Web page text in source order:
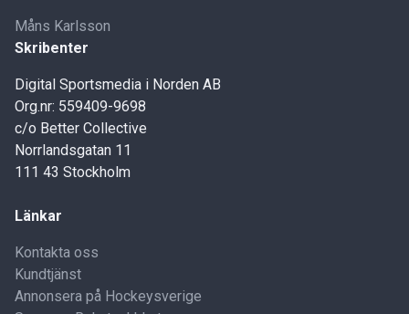
Måns Karlsson
Skribenter
Digital Sportsmedia i Norden AB
Org.nr: 559409-9698
c/o Better Collective
Norrlandsgatan 11
111 43 Stockholm
Länkar
Kontakta oss
Kundtjänst
Annonsera på Hockeysverige